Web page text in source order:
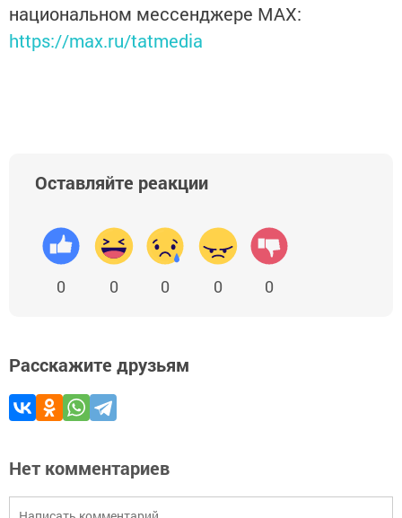
национальном мессенджере MАХ:
https://max.ru/tatmedia
Оставляйте реакции
0 0 0 0 0
Расскажите друзьям
Нет комментариев